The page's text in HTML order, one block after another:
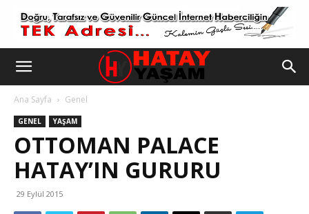
Ana Sayfa Genel
GENEL YAŞAM
OTTOMAN PALACE
HATAY’IN GURURU
29 Eylül 2015